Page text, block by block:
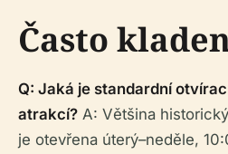
Často
Q: Jaká je standardní
atrakcí? A: Většina
je otevřena úterý–neděle,